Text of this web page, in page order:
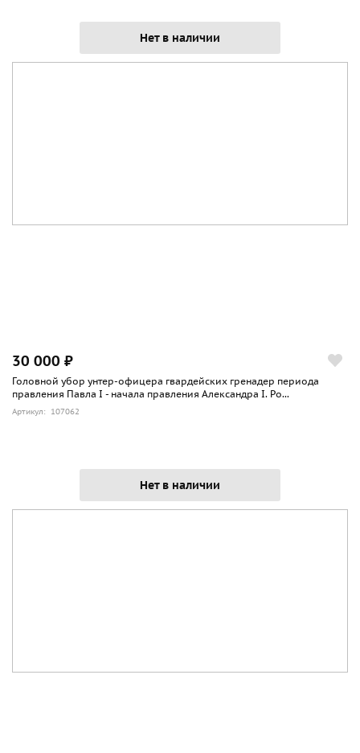
Нет в наличии
30 000 ₽
Головной убор унтер-офицера гвардейских гренадер периода
правления Павла I - начала правления Александра I. Ро...
Артикул: 107062
Нет в наличии